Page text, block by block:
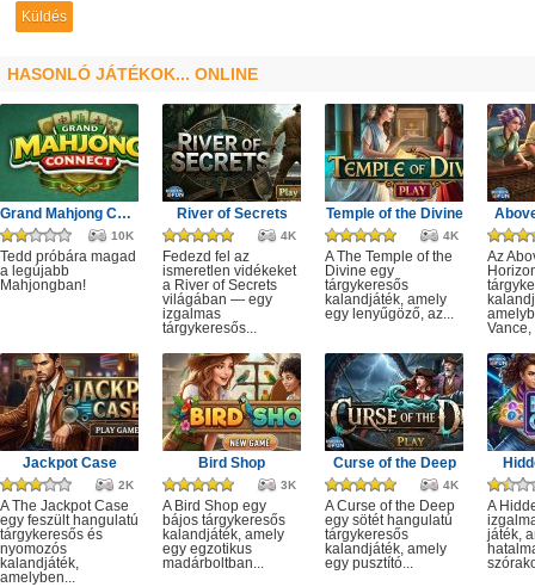
HASONLÓ JÁTÉKOK... ONLINE
Grand Mahjong Connect
10K
Tedd próbára magad
a legújabb
Mahjongban!
River of Secrets
4K
Fedezd fel az
ismeretlen vidékeket
a River of Secrets
világában — egy
izgalmas
tárgykeresős...
Temple of the Divine
4K
A The Temple of the
Divine egy
tárgykeresős
kalandjáték, amely
egy lenyűgöző, az...
Az
Vance,
Jackpot Case
2K
A The Jackpot Case
egy feszült hangulatú
tárgykeresős és
nyomozós
kalandjáték,
amelyben...
Bird Shop
3K
A Bird Shop egy
bájos tárgykeresős
kalandjáték, amely
egy egzotikus
madárboltban...
Curse of the Deep
4K
A Curse of the Deep
egy sötét hangulatú
tárgykeresős
kalandjáték, amely
egy pusztító...
A
játék,